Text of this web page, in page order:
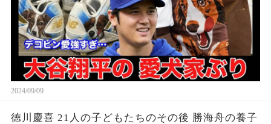
2024/09/09
徳川慶喜 21人の子どもたちのその後 勝海舟の養子